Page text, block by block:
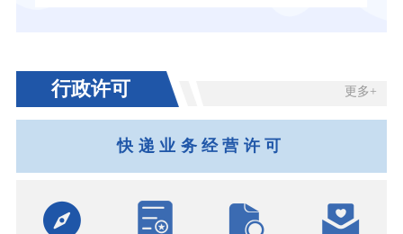
行政许可 更多+
快递业务经营许可